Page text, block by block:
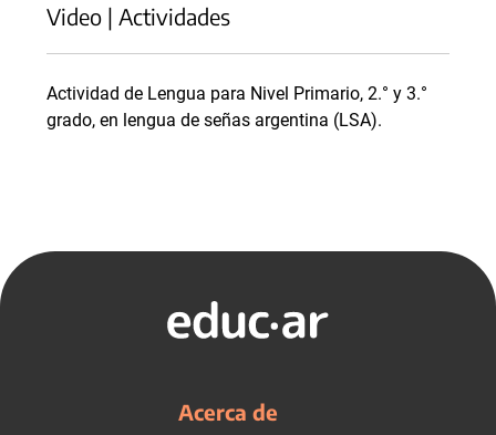
Video | Actividades
Actividad de Lengua para Nivel Primario, 2.° y 3.°
grado, en lengua de señas argentina (LSA).
Acerca de